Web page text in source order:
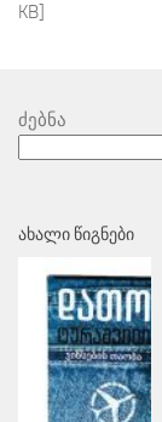
KB]
ძებნა
ᲐᲮᲐᲚᲘ ᲬᲘᲒᲜᲔᲑᲘ